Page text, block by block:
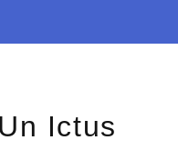
Ictus